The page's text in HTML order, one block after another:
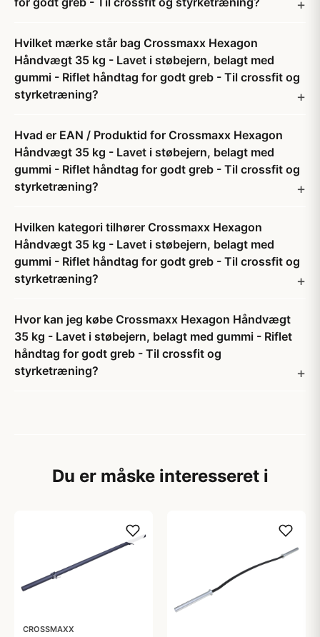
Hvilket mærke står bag Crossmaxx Hexagon
Håndvægt 35 kg - Lavet i støbejern, belagt med
gummi - Riflet håndtag for godt greb - Til crossfit og
styrketræning?
Hvad er EAN / Produktid for Crossmaxx Hexagon
Håndvægt 35 kg - Lavet i støbejern, belagt med
gummi - Riflet håndtag for godt greb - Til crossfit og
styrketræning?
Hvilken kategori tilhører Crossmaxx Hexagon
Håndvægt 35 kg - Lavet i støbejern, belagt med
gummi - Riflet håndtag for godt greb - Til crossfit og
styrketræning?
Hvor kan jeg købe Crossmaxx Hexagon Håndvægt
35 kg - Lavet i støbejern, belagt med gummi - Riflet
håndtag for godt greb - Til crossfit og
styrketræning?
Du er måske interesseret i
CROSSMAXX